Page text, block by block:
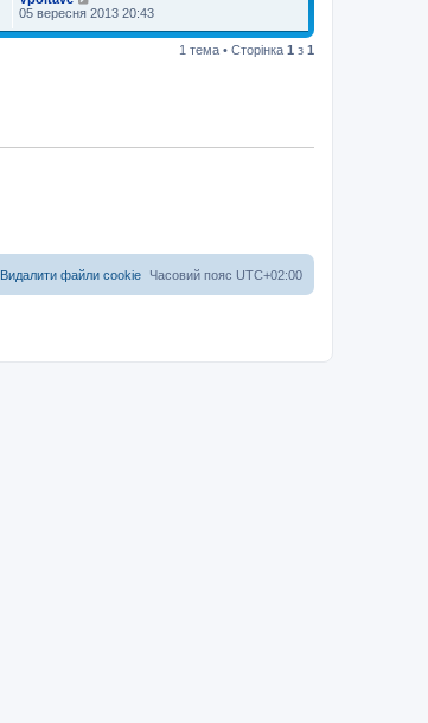
05 вересня 2013 20:43
1 тема • Сторінка 1 з 1
Часовий пояс UTC+02:00
Видалити файли cookie